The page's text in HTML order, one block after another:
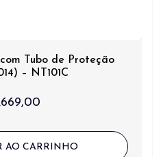
Tubo de Proteção
– NT101C
AO CARRINHO